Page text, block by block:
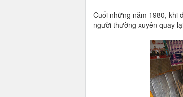
Cuối những năm 1980, khi
người thường xuyên quay